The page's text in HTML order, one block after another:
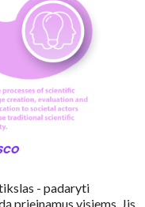
- padaryti
prieinamus visiems. Jis